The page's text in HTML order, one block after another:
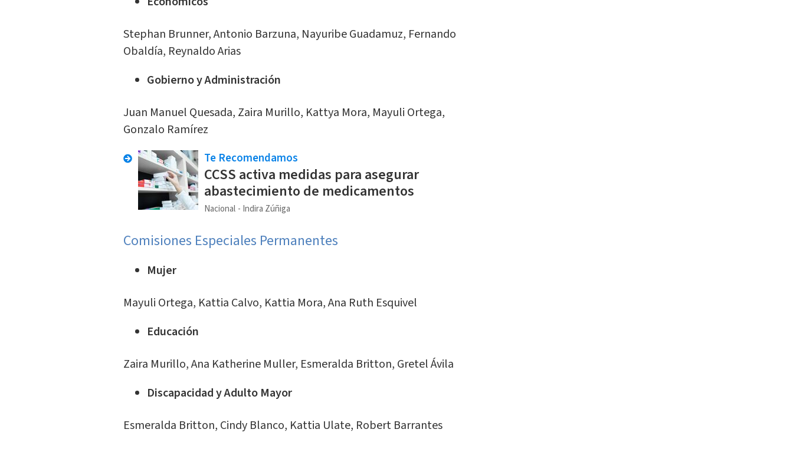
Stephan Brunner, Antonio Barzuna, Nayuribe Guadamuz, Fernando
Obaldía, Reynaldo Arias
Gobierno y Administración
Juan Manuel Quesada, Zaira Murillo, Kattya Mora, Mayuli Ortega,
Gonzalo Ramírez
Te Recomendamos
CCSS activa medidas para asegurar
abastecimiento de medicamentos
Nacional Indira Zúñiga
Comisiones Especiales Permanentes
Mujer
Mayuli Ortega, Kattia Calvo, Kattia Mora, Ana Ruth Esquivel
Educación
Zaira Murillo, Ana Katherine Muller, Esmeralda Britton, Gretel Ávila
Discapacidad y Adulto Mayor
Esmeralda Britton, Cindy Blanco, Kattia Ulate, Robert Barrantes